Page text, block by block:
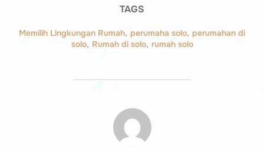
TAGS
Memilih Lingkungan Rumah, perumaha solo, perumahan di
solo, Rumah di solo, rumah solo
POST AUTHOR